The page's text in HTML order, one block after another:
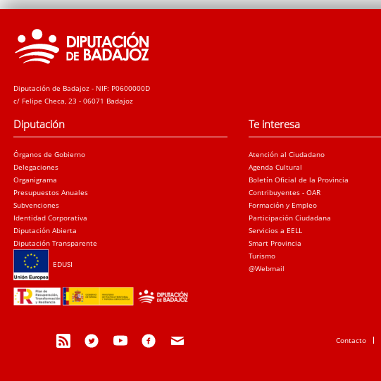
Diputación de Badajoz - NIF: P0600000D
c/ Felipe Checa, 23 - 06071 Badajoz
Diputación
Órganos de Gobierno
Delegaciones
Organigrama
Presupuestos Anuales
Subvenciones
Identidad Corporativa
Diputación Abierta
Diputación Transparente
EDUSI
Te interesa
Atención al Ciudadano
Agenda Cultural
Boletín Oficial de la Provincia
Contribuyentes - OAR
Formación y Empleo
Participación Ciudadana
Servicios a EELL
Smart Provincia
Turismo
@Webmail
Contacto